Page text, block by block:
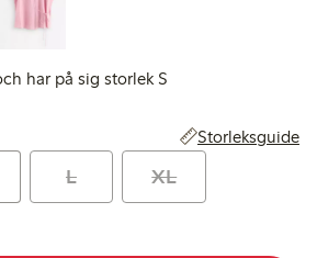
har på sig storlek S
Storleksguide
L XL